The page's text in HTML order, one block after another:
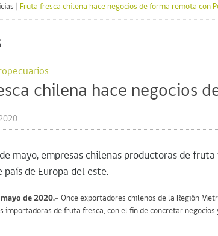
Fruta fresca chilena hace negocios de forma remota con
chilena hace negocios
mayo, empresas chilenas productoras de
país de Europa del este.
de 2020.- Once exportadores chilenos de la Región
importadoras de fruta fresca, con el fin de concretar